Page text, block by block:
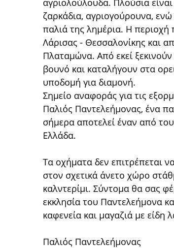
αγριολούλουδα. Πλούσια
ζαρκάδια, αγριογούρουνα, ενώ
παλιά της λημέρια. Η περιοχή
Λάρισας - Θεσσαλονίκης και
Πλαταμώνα. Από εκεί
βουνό και καταλήγουν στα
υποδομή για διαμονή.
Σημείο αναφοράς για τις
Παλιός Παντελεήμονας, ένα
σήμερα αποτελεί έναν από
Ελλάδα.
Τα οχήματα δεν επιτρέπεται
στον σχετικά άνετο χώρο
καλντερίμι. Σύντομα θα σας
εκκλησία του Παντελεήμονα
καφενεία και μαγαζιά με είδη
Παλιός Παντελεήμονας